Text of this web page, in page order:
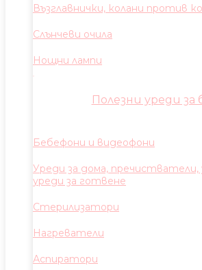
Възглавнички, колани против
Слънчеви очила
Нощни лампи
Полезни уреди за
Бебефони и видеофони
Уреди за дома,
уреди за готвене
Стерилизатори
Нагреватели
Аспиратори